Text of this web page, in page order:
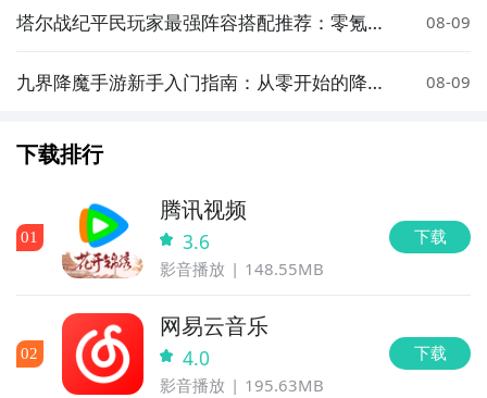
塔尔战纪平民玩家最强阵容搭配推荐：零氪也
08-09
九界降魔手游新手入门指南：从零开始的降魔
08-09
下载排行
01
腾讯视频
3.6
影音播放 148.55MB
下载
02
网易云音乐
4.0
影音播放 195.63MB
下载